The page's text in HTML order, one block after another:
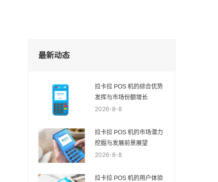
最新动态
拉卡拉 POS 机的综合优势
发挥与市场份额增长
2026-8-8
拉卡拉 POS 机的市场潜力
挖掘与发展前景展望
2026-8-8
拉卡拉 POS 机的用户体验